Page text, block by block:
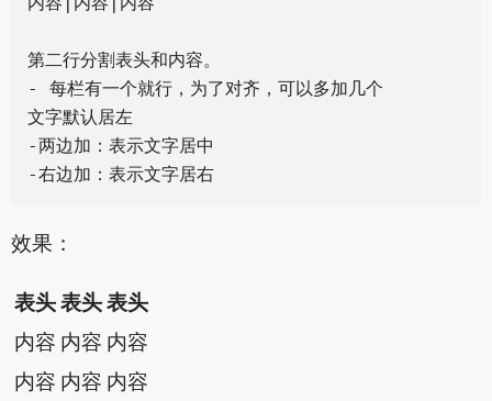
第二行分割表头和内容。
- 每栏有一个就行，为了对齐，可以多加几个
文字默认居左
-两边加：表示文字居中
效果：
表头表头表头
内容 内容 内容
内容 内容 内容